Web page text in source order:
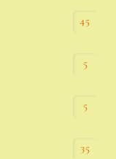
45
5
5
35